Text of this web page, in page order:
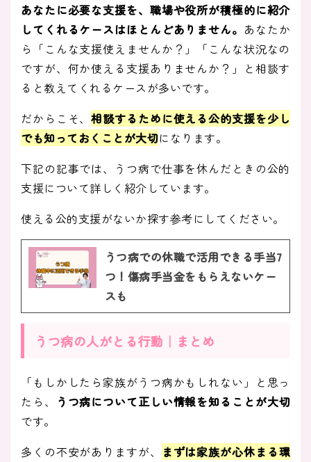
あなたに必要な支援を、職場や役所が積極的に紹介
してくれるケースはほとんどありません。 あなたか
ら「こんな支援使えませんか？」「こんな状況なの
ですが、何か使える支援ありませんか？」と相談す
ると教えてくれるケースが多いです。
だからこそ、相談するために使える公的支援を少し
でも知っておくことが大切になります。
下記の記事では、うつ病で仕事を休んだときの公的
支援について詳しく紹介しています。
使える公的支援がないか探す参考にしてください。
うつ病での休職で活用できる手当7
つ！傷病手当金をもらえないケー
スも
うつ病の人がとる行動｜まとめ
「もしかしたら家族がうつ病かもしれない」と思っ
たら、
うつ病について正しい情報を知ることが大切
です。
多くの不安がありますが、
まずは家族が心休まる環